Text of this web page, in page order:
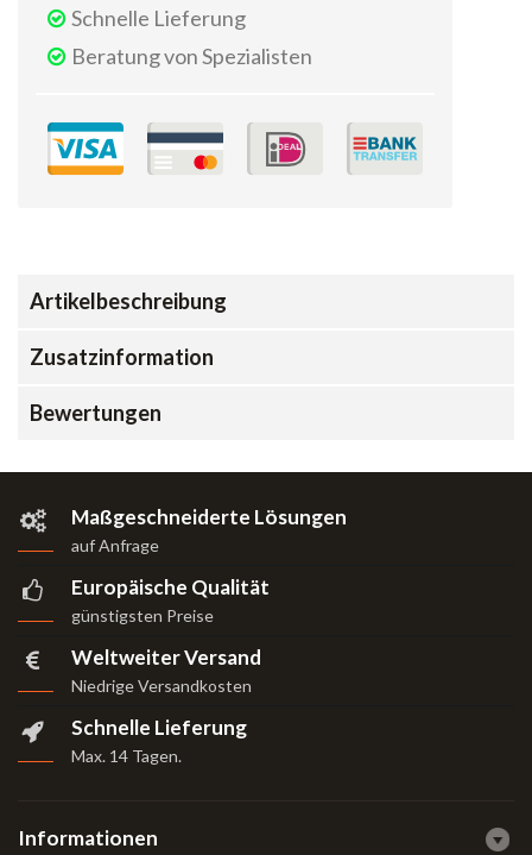
Schnelle Lieferung
Beratung von Spezialisten
Artikelbeschreibung
Zusatzinformation
Bewertungen
Maßgeschneiderte Lösungen
auf Anfrage
Europäische Qualität
günstigsten Preise
Weltweiter Versand
Niedrige Versandkosten
Schnelle Lieferung
Max. 14 Tagen.
Informationen